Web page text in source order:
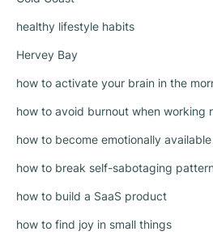
healthy lifestyle habits
Hervey Bay
how to activate your brain in the
how to avoid burnout when working
how to become emotionally available
how to break self-sabotaging
how to build a SaaS product
how to find joy in small things